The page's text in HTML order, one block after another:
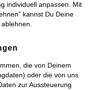
individuell anpassen. Mit
kannst Du Deine
die von Deinem
oder die von uns
zur Aussteuerung